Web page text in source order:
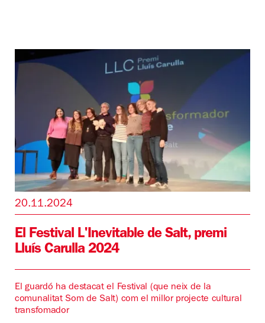
20.11.2024
El Festival L'Inevitable de Salt, premi
Lluís Carulla 2024
El guardó ha destacat el Festival (que neix de la
comunalitat Som de Salt) com el millor projecte cultural
transfomador